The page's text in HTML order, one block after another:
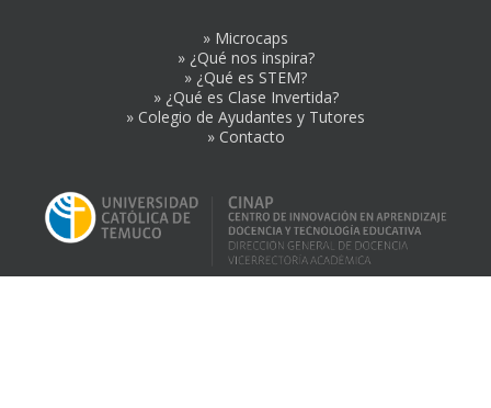
» Microcaps
» ¿Qué nos inspira?
» ¿Qué es STEM?
» ¿Qué es Clase Invertida?
» Colegio de Ayudantes y Tutores
» Contacto